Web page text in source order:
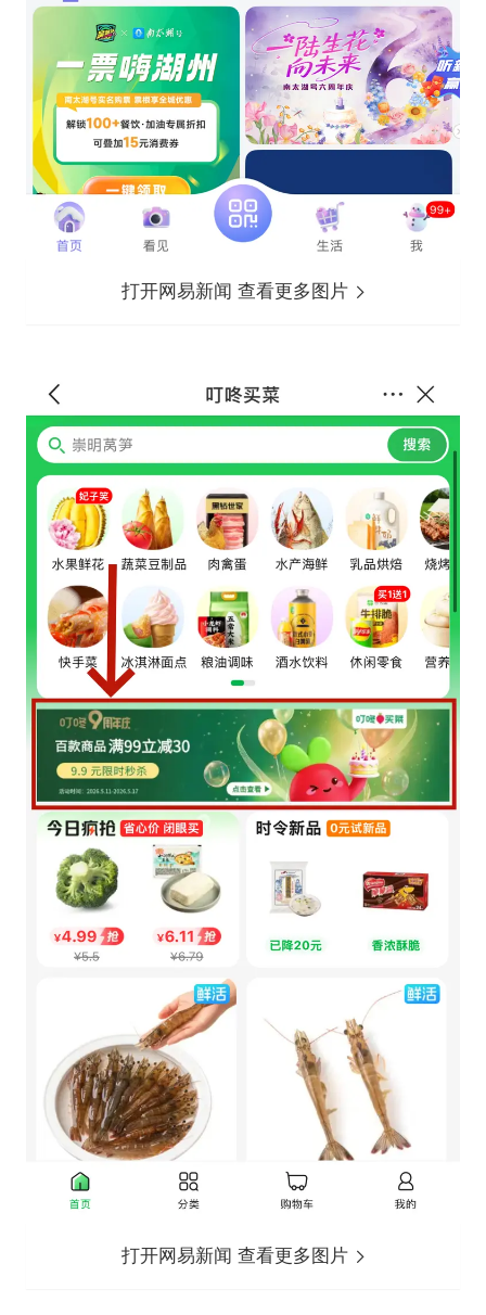
打开网易新闻 查看更多图片
打开网易新闻 查看更多图片